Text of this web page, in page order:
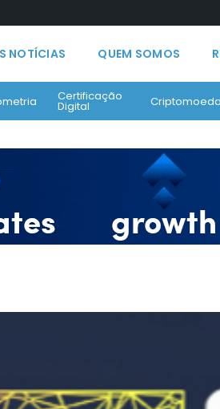
NOTÍCIAS QUEM SOMOS
Certificação
Digital